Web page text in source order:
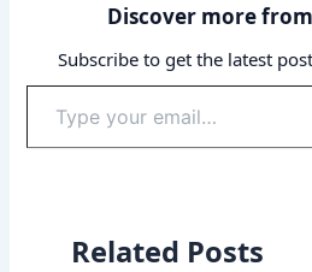
Discover more
Subscribe to get the latest
your
email…
Related Posts